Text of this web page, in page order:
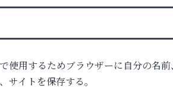
使用するためブラウザーに自分の名前
サイトを保存する。